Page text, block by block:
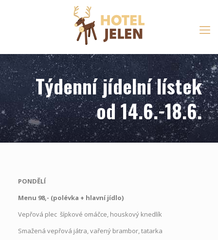
Týdenní jídelní lístek
od 14.6.-18.6.
PONDĚLÍ
Menu 98,- (polévka + hlavní jídlo)
Vepřová plec šípkové omáčce, houskový knedlík
Smažená vepřová játra, vařený brambor, tatarka